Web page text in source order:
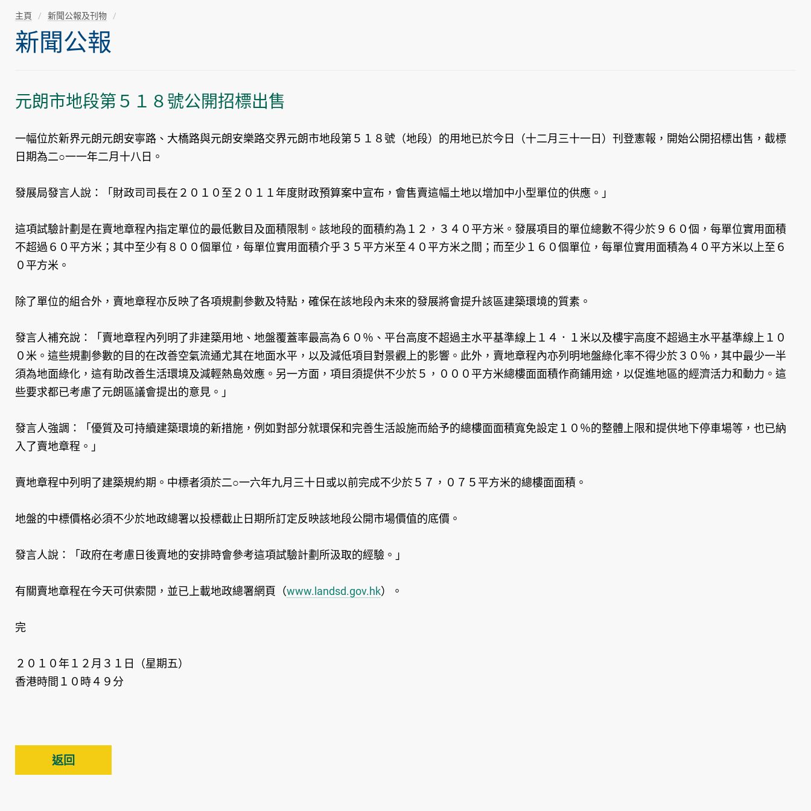
主頁 新聞公報及刊物
新聞公報
元朗市地段第５１８號公開招標出售
一幅位於新界元朗元朗安寧路、大橋路與元朗安樂路交界元朗市地段第５１８號（地段）的用地已於今日（十二月三十一日）刊登憲報，開始公開招標出售，截標
日期為二○一一年二月十八日。
發展局發言人說：「財政司司長在２０１０至２０１１年度財政預算案中宣布，會售賣這幅土地以增加中小型單位的供應。」
這項試驗計劃是在賣地章程內指定單位的最低數目及面積限制。該地段的面積約為１２，３４０平方米。發展項目的單位總數不得少於９６０個，每單位實用面積
不超過６０平方米；其中至少有８００個單位，每單位實用面積介乎３５平方米至４０平方米之間；而至少１６０個單位，每單位實用面積為４０平方米以上至６
０平方米。
除了單位的組合外，賣地章程亦反映了各項規劃參數及特點，確保在該地段內未來的發展將會提升該區建築環境的質素。
發言人補充說：「賣地章程內列明了非建築用地、地盤覆蓋率最高為６０％、平台高度不超過主水平基準線上１４．１米以及樓宇高度不超過主水平基準線上１０
０米。這些規劃參數的目的在改善空氣流通尤其在地面水平，以及減低項目對景觀上的影響。此外，賣地章程內亦列明地盤綠化率不得少於３０％，其中最少一半
須為地面綠化，這有助改善生活環境及減輕熱島效應。另一方面，項目須提供不少於５，０００平方米總樓面面積作商鋪用途，以促進地區的經濟活力和動力。這
些要求都已考慮了元朗區議會提出的意見。」
發言人強調：「優質及可持續建築環境的新措施，例如對部分就環保和完善生活設施而給予的總樓面面積寬免設定１０％的整體上限和提供地下停車場等，也已納
入了賣地章程。」
賣地章程中列明了建築規約期。中標者須於二○一六年九月三十日或以前完成不少於５７，０７５平方米的總樓面面積。
地盤的中標價格必須不少於地政總署以投標截止日期所訂定反映該地段公開市場價值的底價。
發言人說：「政府在考慮日後賣地的安排時會參考這項試驗計劃所汲取的經驗。」
有關賣地章程在今天可供索閱，並已上載地政總署網頁（www.landsd.gov.hk）。
完
２０１０年１２月３１日（星期五）
香港時間１０時４９分
返回